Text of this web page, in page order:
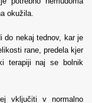
okužila.
do nekaj tednov, kar je
rane, predela kjer
terapiji naj se bolnik
vključiti v normalno